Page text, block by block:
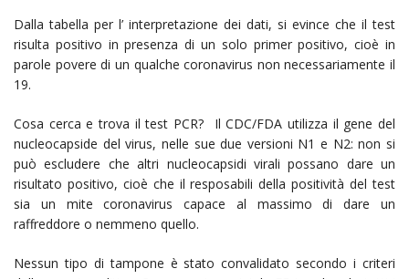
Dalla tabella per l’ interpretazione dei dati, si evince che il test
risulta positivo in presenza di un solo primer positivo, cioè in
parole povere di un qualche coronavirus non necessariamente il
19.
Cosa cerca e trova il test PCR? Il CDC/FDA utilizza il gene del
nucleocapside del virus, nelle sue due versioni N1 e N2: non si
può escludere che altri nucleocapsidi virali possano dare un
risultato positivo, cioè che il resposabili della positività del test
sia un mite coronavirus capace al massimo di dare un
raffreddore o nemmeno quello.
Nessun tipo di tampone è stato convalidato secondo i criteri